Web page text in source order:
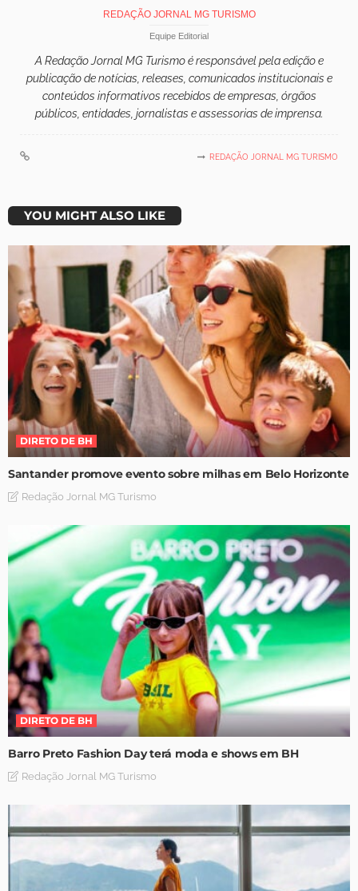
REDAÇÃO JORNAL MG TURISMO
Equipe Editorial
A Redação Jornal MG Turismo é responsável pela edição e
publicação de notícias, releases, comunicados institucionais e
conteúdos informativos recebidos de empresas, órgãos
públicos, entidades, jornalistas e assessorias de imprensa.
REDAÇÃO JORNAL MG TURISMO
YOU MIGHT ALSO LIKE
DIRETO DE BH
Santander promove evento sobre milhas em Belo Horizonte
Redação Jornal MG Turismo
DIRETO DE BH
Barro Preto Fashion Day terá moda e shows em BH
Redação Jornal MG Turismo